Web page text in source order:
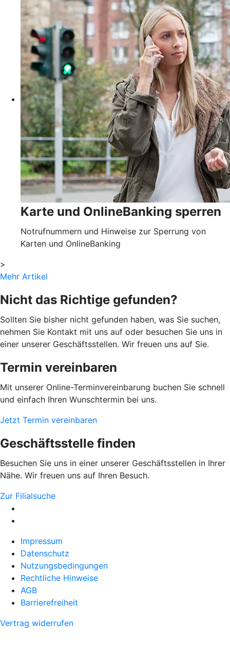
Karte und OnlineBanking sperren
Notrufnummern und Hinweise zur Sperrung von
Karten und OnlineBanking
>
Mehr Artikel
Nicht das Richtige gefunden?
Sollten Sie bisher nicht gefunden haben, was Sie suchen,
nehmen Sie Kontakt mit uns auf oder besuchen Sie uns in
einer unserer Geschäftsstellen. Wir freuen uns auf Sie.
Termin vereinbaren
Mit unserer Online-Terminvereinbarung buchen Sie schnell
und einfach Ihren Wunschtermin bei uns.
Jetzt Termin vereinbaren
Geschäftsstelle finden
Besuchen Sie uns in einer unserer Geschäftsstellen in Ihrer
Nähe. Wir freuen uns auf Ihren Besuch.
Zur Filialsuche
Impressum
Datenschutz
Nutzungsbedingungen
Rechtliche Hinweise
AGB
Barrierefreiheit
Vertrag widerrufen